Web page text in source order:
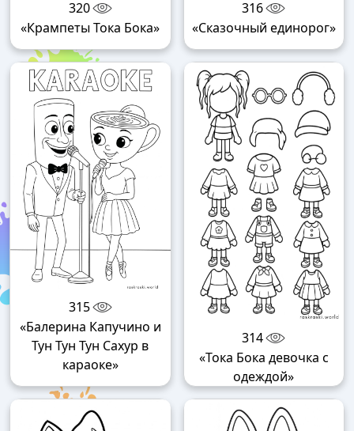
320
«Крампеты Тока Бока»
316
«Сказочный единорог»
315
«Балерина Капучино и
Тун Тун Тун Сахур в
караоке»
314
«Тока Бока девочка с
одеждой»